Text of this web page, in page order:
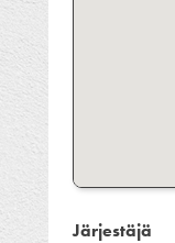
Järjestäjä